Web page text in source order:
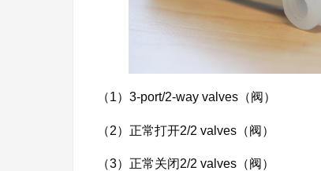
（1）3-port/2-way valves（阀）
（2）正常打开2/2 valves（阀）
（3）正常关闭2/2 valves（阀）